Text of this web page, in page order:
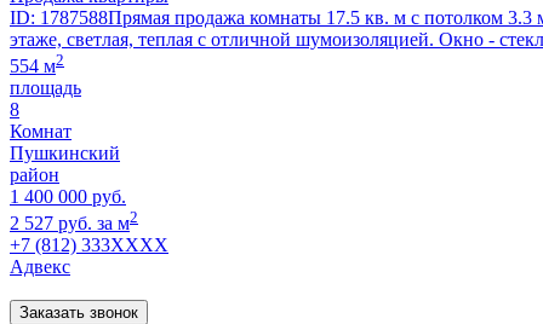
ID: 1787588Прямая продажа комнаты 17.5 кв. м с потолком 3.3
этаже, светлая, теплая с отличной шумоизоляцией. Окно -
554 м2
площадь
8
Комнат
Пушкинский
район
1 400 000 руб.
2 527 руб. за м2
+7 (812) 333XXXX
Адвекс
Заказать звонок